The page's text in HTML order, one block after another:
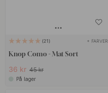
21 + FARVER
Knop Como - Mat Sort
36 kr 45 kr
På lager